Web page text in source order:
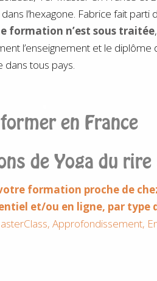
l’hexagone. Fabrice fait
formation n’est sous traitée
l’enseignement et le
dans tous pays.
en France
de Yoga du
formation proche de
et/ou en ligne, par type
Approfondissement,